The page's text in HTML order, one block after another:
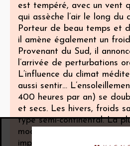
est tempéré, avec un vent
qui assèche l’air le long du
Porteur de beau temps et
il amène également un
Provenant du Sud, il
l’arrivée de perturbations
L’influence du climat
aussi sentir…
400 heures par an) se
et secs. Les hivers, froids
type semi-continental. La
modérée et les pluies sont
importantes à la fin de